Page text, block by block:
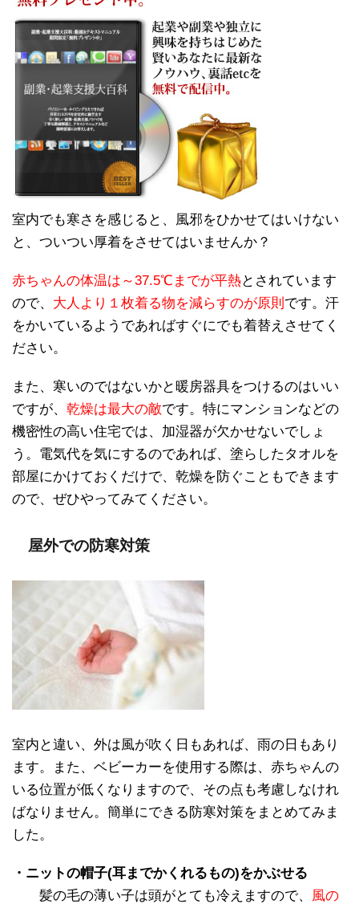
室内でも寒さを感じると、風邪をひかせてはいけない
と、ついつい厚着をさせてはいませんか？
赤ちゃんの体温は～37.5℃までが平熱とされています
ので、 大人より１枚着る物を減らすのが原則 です。汗
をかいているようであればすぐにでも着替えさせてく
ださい。
また、寒いのではないかと暖房器具をつけるのはいい
ですが、 乾燥は最大の敵です。特にマンションなどの
機密性の高い住宅では、加湿器が欠かせないでしょ
う。電気代を気にするのであれば、塗らしたタオルを
部屋にかけておくだけで、乾燥を防ぐこともできます
ので、ぜひやってみてください。
屋外での防寒対策
室内と違い、外は風が吹く日もあれば、雨の日もあり
ます。また、ベビーカーを使用する際は、赤ちゃんの
いる位置が低くなりますので、その点も考慮しなけれ
ばなりません。簡単にできる防寒対策をまとめてみま
した。
・ニットの帽子(耳までかくれるもの)をかぶせる
髪の毛の薄い子は頭がとても冷えますので、
風の